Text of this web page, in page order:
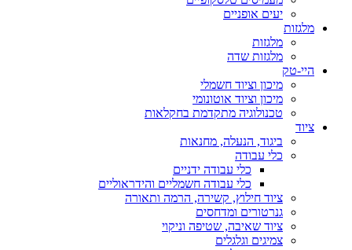
יעים אופניים
מלגזות
מלגזות
מלגזות שדה
היי-טק
מיכון וציוד חשמלי
מיכון וציוד אוטונומי
טכנולוגיה מתקדמת בחקלאות
ציוד
ביגוד, הנעלה, מחנאות
כלי עבודה
כלי עבודה ידניים
כלי עבודה חשמליים והידראוליים
ציוד חילוץ, קשירה, הרמה ותאורה
גנרטורים ומדחסים
ציוד שאיבה, שטיפה וניקוי
צמיגים וגלגלים